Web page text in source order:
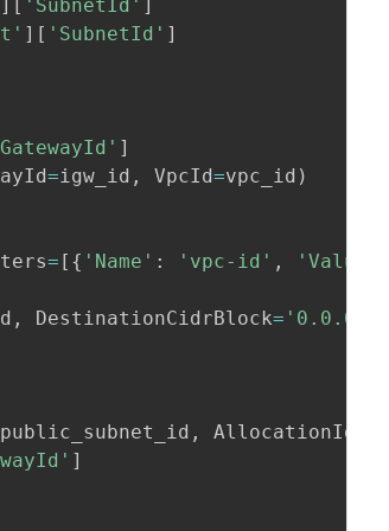
] [ 'SubnetId' ]
] [ 'SubnetId' ]
]
=igw_id , VpcId=vpc_id )
= [ { 'Name' : 'vpc-id' , 'Values'
, DestinationCidrBlock= '0.0.0.0/
public_subnet_id , AllocationId
]